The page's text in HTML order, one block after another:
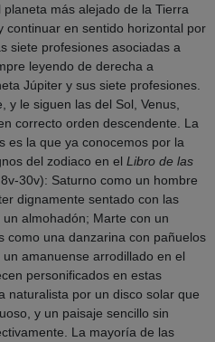
más alejado de la Tierra
continuar en sentido horizontal por
siete profesiones asociadas a
leyendo de derecha a
Júpiter y sus siete profesiones.
y le siguen las del Sol, Venus,
correcto orden descendente. La
es la que ya conocemos por la
del zodiaco en el Libro de las
30v): Saturno como un hombre
dignamente sentado con las
almohadón; Marte con un
como una danzarina con pañuelos
amanuense arrodillado en el
personificados en estas
naturalista por un disco solar que
y un paisaje sencillo sin
La mayoría de las